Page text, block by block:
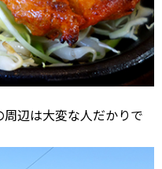
辺は大変な人だかりで